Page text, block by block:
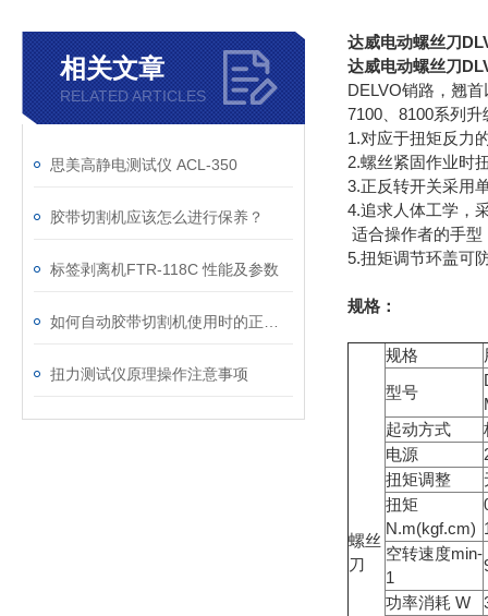
相关文章
RELATED ARTICLES
思美高静电测试仪 ACL-350
胶带切割机应该怎么进行保养？
标签剥离机FTR-118C 性能及参数
扭力测试仪原理操作注意事项
达威电动螺丝刀
达威电动螺丝刀
DELVO销路，翘
7100、8100系列升
1.对应于扭矩反力
2.螺丝紧固作业时
3.正反转开关采用
4.追求人体工学，
适合操作者的手型
5.扭矩调节环盖可
规格：
螺丝
刀
规格
型号
起动方式
电源
扭矩调整
扭矩
N.m(kgf.cm)
空转速度min-
1
功率消耗 W